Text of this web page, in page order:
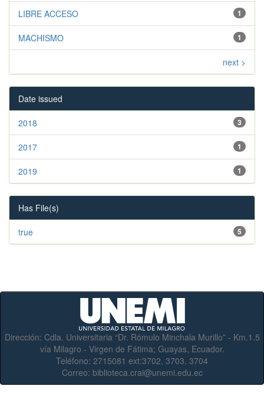
1
LIBRE ACCESO
1
MACHISMO
next >
Date issued
3
2018
1
2017
1
2019
Has File(s)
5
true
Dirección: Cdla. Universitaria “Dr. Rómulo Minchala Murillo” - Km.1.5
vía Milagro - Virgen de Fátima; Guayas, Ecuador.
Teléfono: 2715081 ext:3702, 3703, 3704
Correo: biblioteca.crai@unemi.edu.ec